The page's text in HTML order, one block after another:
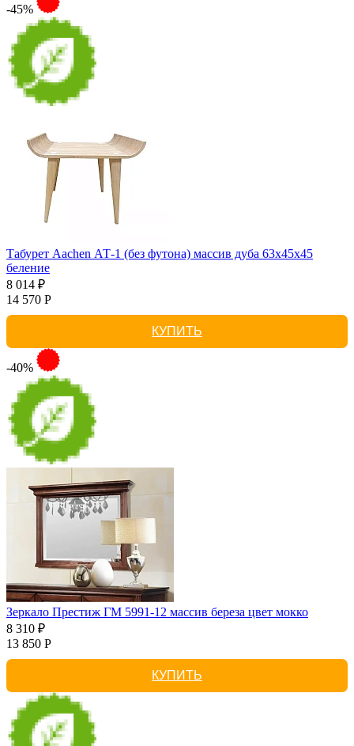
-45%
Табурет Aachen АТ-1 (без футона) массив дуба 63х45х45
беление
8 014 ₽
14 570 Р
КУПИТЬ
-40%
Зеркало Престиж ГМ 5991-12 массив береза цвет мокко
8 310 ₽
13 850 Р
КУПИТЬ